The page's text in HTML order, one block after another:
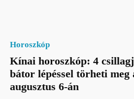
Horoszkóp
Kínai horoszkóp: 4
bátor lépéssel törheti meg
augusztus 6-án